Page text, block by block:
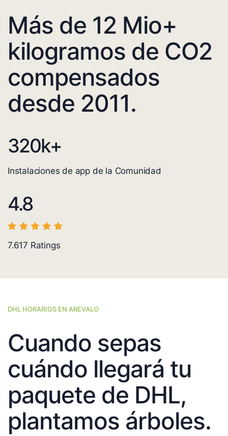
Más de 12 Mio+
kilogramos de CO2
compensados
desde 2011.
320k+
Instalaciones de app de la Comunidad
4.8
7.617 Ratings
DHL HORARIOS EN AREVALO
Cuando sepas
cuándo llegará tu
paquete de DHL,
plantamos árboles.